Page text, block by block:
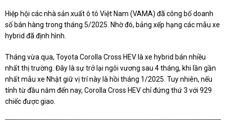
Hiệp hội các nhà sản xuất ô tô Việt Nam (VAMA) đã công bố doanh
số bán hàng trong tháng 5/2025. Nhờ đó, bảng xếp hạng các mẫu xe
hybrid đã định hình.
Tháng vừa qua, Toyota Corolla Cross HEV là xe hybrid bán nhiều
nhất thị trường. Đây là sự trở lại ngôi vương sau 4 tháng, khi lần gần
nhất mẫu xe Nhật giữ vị trí này là hồi tháng 1/2025. Tuy nhiên, nếu
tính từ đầu năm đến nay, Corolla Cross HEV chỉ đứng thứ 3 với 929
chiếc được giao.